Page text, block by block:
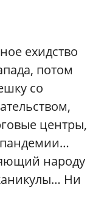
ехидство
потом
со
центры,
народу
Ни